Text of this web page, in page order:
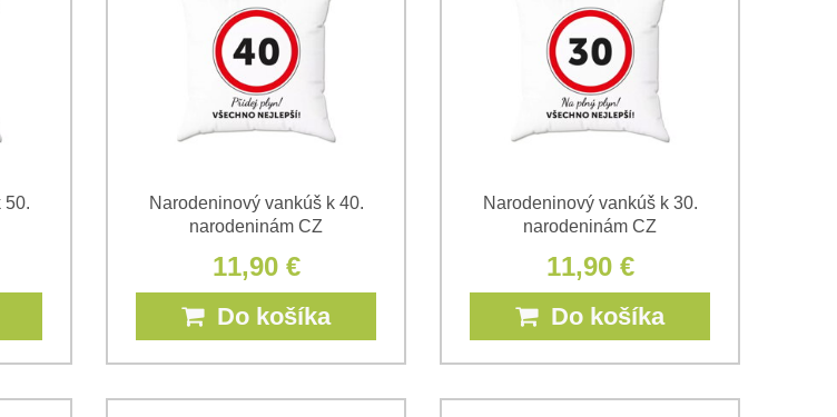
50.
Narodeninový vankúš k 40.
narodeninám CZ
11,90 €
Do košíka
Narodeninový vankúš k 30.
narodeninám CZ
11,90 €
Do košíka